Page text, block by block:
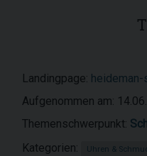
Landingpage: heideman-
Aufgenommen am:
Themenschwerpunkt:
Kategorien:
Uhren &